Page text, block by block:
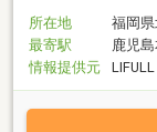
所在地
福岡
最寄駅
鹿児
情報提供元